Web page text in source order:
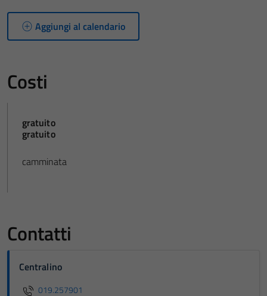
Aggiungi al calendario
Costi
gratuito
gratuito
camminata
Contatti
Centralino
019.257901